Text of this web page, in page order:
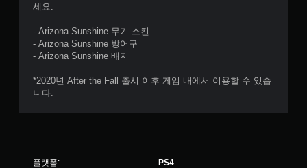
세요.
- Arizona Sunshine 무기 스킨
- Arizona Sunshine 방어구
- Arizona Sunshine 배지
*2020년 After the Fall 출시 이후 게임 내에서 이용할 수 있습
니다.
플랫폼: PS4